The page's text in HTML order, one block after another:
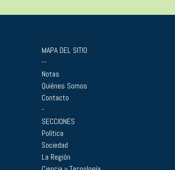
MAPA DEL SITIO
--
Notas
Quiénes Somos
Contacto
-
SECCIONES
Política
Sociedad
La Región